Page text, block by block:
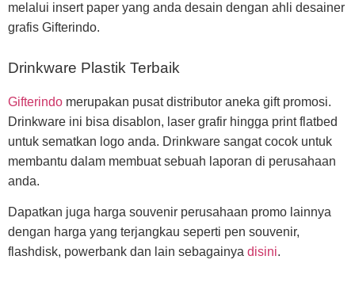
melalui insert paper yang anda desain dengan ahli desainer
grafis Gifterindo.
Drinkware Plastik Terbaik
Gifterindo merupakan pusat distributor aneka gift promosi.
Drinkware ini bisa disablon, laser grafir hingga print flatbed
untuk sematkan logo anda. Drinkware sangat cocok untuk
membantu dalam membuat sebuah laporan di perusahaan
anda.
Dapatkan juga harga souvenir perusahaan promo lainnya
dengan harga yang terjangkau seperti pen souvenir,
flashdisk, powerbank dan lain sebagainya disini.